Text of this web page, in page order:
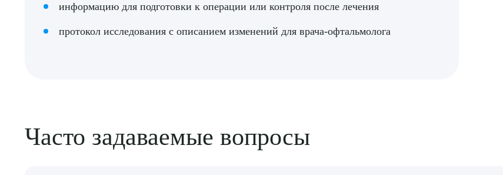
информацию для подготовки к операции или контроля после лечения
протокол исследования с описанием изменений для врача-офтальмолога
Часто задаваемые вопросы
ОТПРАВИТЬ Я даю согласие на